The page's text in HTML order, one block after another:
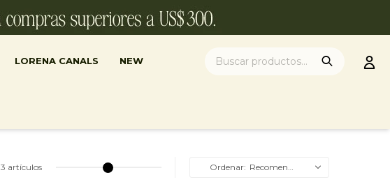
LORENA CANALS NEW
3 artículos Recomendados